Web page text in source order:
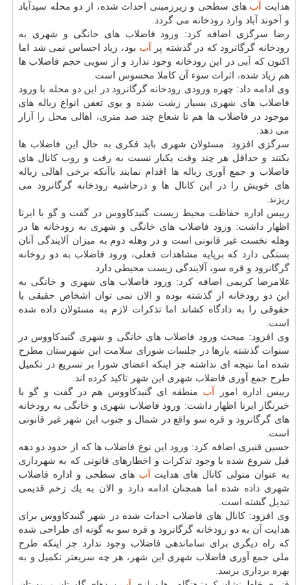
هدایت آب های سطحی و زیرزمینی احداث شده، از دو محله سیدآباد
و آخوند آباد وارد رودخانه می گردد.
رضا سرگزی اضافه كرد: ورود فاضلاب های خانگی و شهری به
رودخانه گرگانرود كه در گذشته پر آب بود، زیاد احساس نمی شد اما
اكنون كه آبی در این رودخانه وجود ندارد و از سویی حجم فاضلاب ها
هم زیاد شده، اثرات سوء آن كاملا محسوس است.
وی ادامه داد: چهره ورودی رودخانه گرگانرود در این دو محله با ورود
فاضلاب های شهری بسیار زشت شده و بوی تعفن انواع زباله های
موجود در فاضلاب ها هم تا شعاع چند صد متری، اهالی محل را آزار
می دهد.
سرگزی افزود: مسئولان شهری باید فكری به حال این فاضلاب ها
بكنند و حداقل هر چند وقت یكبار نسبت به رفت و روب كانال های
فاضلاب و جمع آوری زباله ها اقدام نمایند باآنكه برخی اهالی زباله
های خویش را در این كانال ها و درحاشیه رودخانه گرگانرود می
ریزند.
رییس اداره حفاظت محیط زیست گنبدكاووس در گفت و گو با ایرنا
اظهار داشت: ورود فاضلاب های خانگی و شهری به رودخانه ها در
وهله نخست غیر قانونی است و در وهله دوم به میزان آلایندگی آنان
بستگی دارد كه برپایه مشاهدات فعلی، ورود فاضلاب به دو روخانه
گرگانرود و قره سو، آلایندگی زیست محیطی دارد.
غلامرضا كریمی اضافه كرد: ورود فاضلاب های شهری و خانگی به
این دو رودخانه از گذشته بوده و الان نمی توان اشخاص حقیقی یا
حقوقی را به دادگاه كشاند اما تذكرات لازم به مسئولان داده شده
است.
وی افزود: مبحث ورود فاضلاب های خانگی و شهری گنبدكاووس در
سنوات گذشته بارها در جلسات شورای سلامت این شهرستان مطرح
شده اما نتیجه ای نداشته جز اینكه اعضای شورا بر تسریع در تكمیل
طرح جمع آوری فاضلاب شهری این شهر تاكید كرده اند.
رییس اداره امور آب منطقه ای گنبدكاووس هم در گفت و گو با
خبرنگار ایرنا اظهار داشت: ورود فاضلاب شهری و خانگی به رودخانه
های گرگانرود و قره سو واقع در شمال و جنوب این شهر غیر قانونی
است.
حسین قنبری اضافه كرد: ورود این نوع فاضلاب ها كه از حدود دو دهه
قبل شروع شده با وجود تذكرات و اخطارهای قانونی كه به شهرداری
به عنوان متولی كانال های هدایت آب های سطحی و اداره فاضلاب
شهری داده شده اما همچنان ادامه دارد و الان به یك زخم قدیمی
تبدیل گشته است.
وی افزود: كانال های فاضلاب احداث شده در شهر گنبدكاووس برای
هدایت آن به دو رودخانه گرگانرود و قره سو به گونه ای طراحی شده
كه راه دیگری برای ساماندهی فاضلاب وجود ندارد جز اینكه طرح
ملی جمع آوری فاضلاب شهری این شهر، هر چه سریعتر تكمیل و به
بهره برداری برسد.